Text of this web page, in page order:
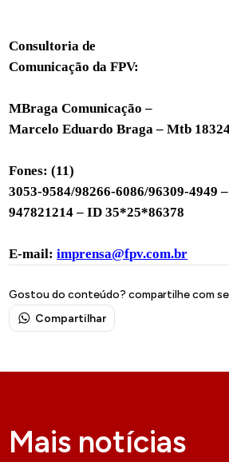
Consultoria de
Comunicação da FPV:
MBraga Comunicação –
Marcelo Eduardo Braga – Mtb
Fones: (11)
3053-9584/98266-6086/96309-4949
947821214 – ID 35*25*86378
E-mail:imprensa@fpv.com.br
Gostou do conteúdo? compartilhe com
Compartilhar
Mais notícias